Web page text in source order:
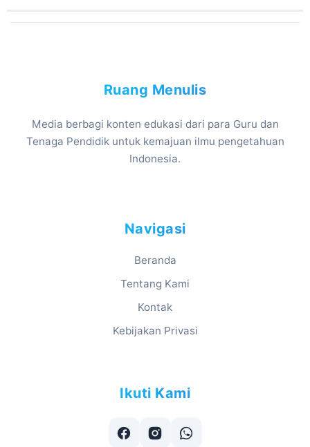
Ruang Menulis
Media berbagi konten edukasi dari para Guru dan
Tenaga Pendidik untuk kemajuan ilmu pengetahuan
Indonesia.
Navigasi
Beranda
Tentang Kami
Kontak
Kebijakan Privasi
Ikuti Kami